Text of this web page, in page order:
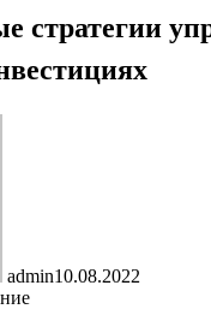
стратегии
admin10.08.2022